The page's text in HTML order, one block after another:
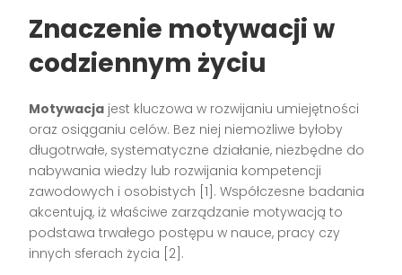
Znaczenie motywacji w
codziennym życiu
Motywacja jest kluczowa w rozwijaniu umiejętności
oraz osiąganiu celów. Bez niej niemożliwe byłoby
długotrwałe, systematyczne działanie, niezbędne do
nabywania wiedzy lub rozwijania kompetencji
zawodowych i osobistych [1] . Współczesne badania
akcentują, iż właściwe zarządzanie motywacją to
podstawa trwałego postępu w nauce, pracy czy
innych sferach życia [2] .